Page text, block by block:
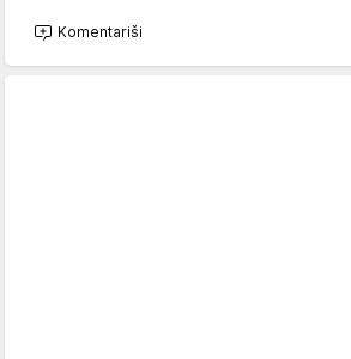
Komentariši